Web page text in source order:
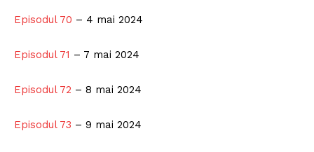
Episodul 70 – 4 mai 2024
Episodul 71 – 7 mai 2024
Episodul 72 – 8 mai 2024
Episodul 73 – 9 mai 2024